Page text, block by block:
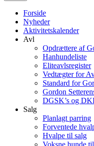
Forside
Nyheder
Aktivitetskalender
Avl
Opdrættere af
Hanhundeliste
Eliteavlsregister
Vedtægter for
Standard for
Gordon
DGSK’s og
Salg
Planlagt parring
Forventede
Hvalpe til salg
Voksne hunde